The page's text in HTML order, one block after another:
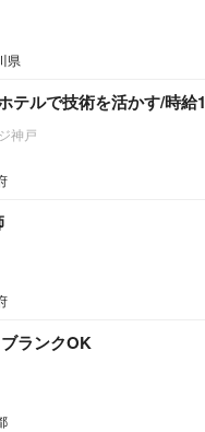
県
テルで技術を活かす/時給
神戸
ランクOK